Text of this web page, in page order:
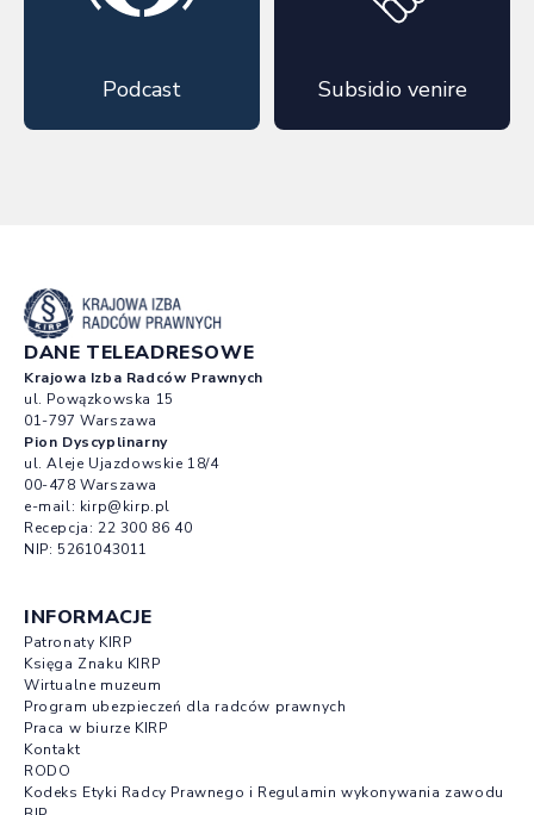
Podcast Subsidio venire
DANE TELEADRESOWE
Krajowa Izba Radców Prawnych
ul. Powązkowska 15
01-797 Warszawa
Pion Dyscyplinarny
ul. Aleje Ujazdowskie 18/4
00-478 Warszawa
e-mail: kirp@kirp.pl
Recepcja: 22 300 86 40
NIP: 5261043011
INFORMACJE
Patronaty KIRP
Księga Znaku KIRP
Wirtualne muzeum
Program ubezpieczeń dla radców prawnych
Praca w biurze KIRP
Kontakt
RODO
Kodeks Etyki Radcy Prawnego i Regulamin wykonywania zawodu